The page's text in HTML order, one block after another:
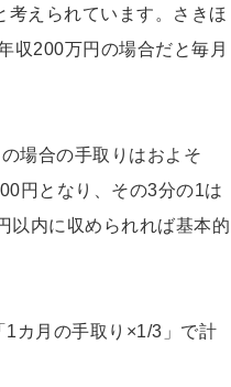
えられています。さきほ
収200万円の場合だと毎月
場合の手取りはおよそ
円となり、その3分の1は
以内に収められれば基本的
1カ月の手取り×1/3」で計